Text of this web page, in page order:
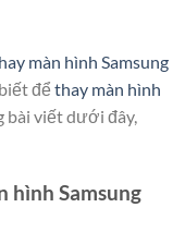
màn hình Samsung
để thay màn hình
bài viết dưới đây,
hình Samsung